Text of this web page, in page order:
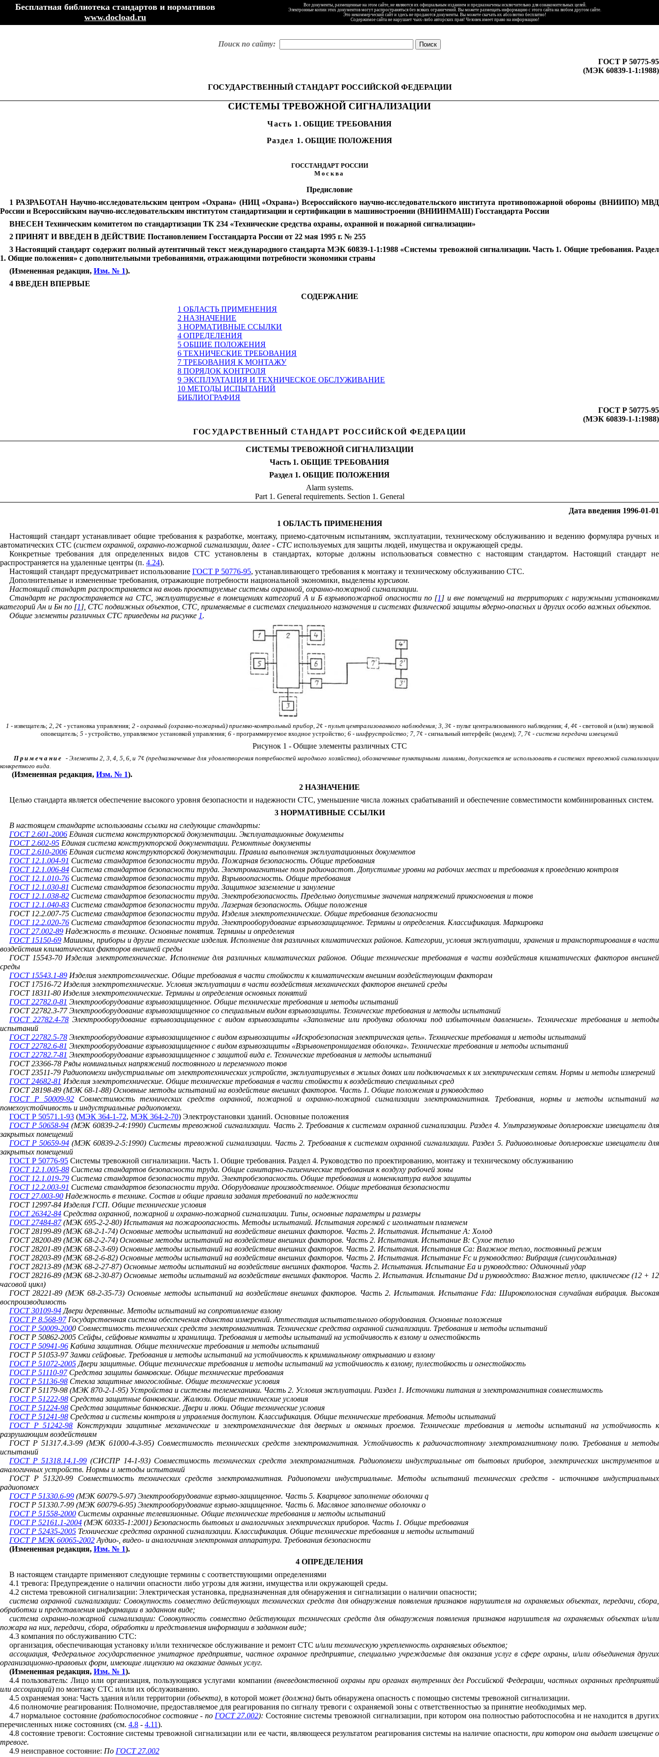
Бесплатная библиотека стандартов и нормативов
www.docload.ru
Все документы, размещенные на этом сайте, не являются их официальным изданием и предназначены исключительно для ознакомительных целей.
Электронные копии этих документов могут распространяться без всяких ограничений. Вы можете размещать информацию с этого сайта на любом другом сайте.
Это некоммерческий сайт и здесь не продаются документы. Вы можете скачать их абсолютно бесплатно!
Содержимое сайта не нарушает чьих-либо авторских прав! Человек имеет право на информацию!
Поиск по сайту:
ГОСТ Р 50775-95
(МЭК 60839-1-1:1988)
ГОСУДАРСТВЕННЫЙ СТАНДАРТ РОССИЙСКОЙ ФЕДЕРАЦИИ
СИСТЕМЫ ТРЕВОЖНОЙ СИГНАЛИЗАЦИИ
Часть 1 . ОБЩИЕ ТРЕБОВАНИЯ
Раздел 1. ОБЩИЕ ПОЛОЖЕНИЯ
ГОССТАНДАРТ РОССИИ
Москва
Предисловие
1 РАЗРАБОТАН Научно-исследовательским центром «Охрана» (НИЦ «Охрана») Всероссийского научно-исследовательского института противопожарной обороны (ВНИИПО) МВД
России и Всероссийским научно-исследовательским институтом стандартизации и сертификации в машиностроении (ВНИИНМАШ) Госстандарта России
ВНЕСЕН Техническим комитетом по стандартизации ТК 234 «Технические средства охраны, охранной и пожарной сигнализации»
2 ПРИНЯТ И ВВЕДЕН В ДЕЙСТВИЕ Постановлением Госстандарта России от 22 мая 1995 г. № 255
3 Настоящий стандарт содержит полный аутентичный текст международного стандарта МЭК 60839-1-1:1988 «Системы тревожной сигнализации. Часть 1. Общие требования. Раздел
1. Общие положения» с дополнительными требованиями, отражающими потребности экономики страны
(Измененная редакция, Изм. № 1).
4 ВВЕДЕН ВПЕРВЫЕ
СОДЕРЖАНИЕ
1 ОБЛАСТЬ ПРИМЕНЕНИЯ
2 НАЗНАЧЕНИЕ
3 НОРМАТИВНЫЕ ССЫЛКИ
4 ОПРЕДЕЛЕНИЯ
5 ОБЩИЕ ПОЛОЖЕНИЯ
6 ТЕХНИЧЕСКИЕ ТРЕБОВАНИЯ
7 ТРЕБОВАНИЯ К МОНТАЖУ
8 ПОРЯДОК КОНТРОЛЯ
9 ЭКСПЛУАТАЦИЯ И ТЕХНИЧЕСКОЕ ОБСЛУЖИВАНИЕ
10 МЕТОДЫ ИСПЫТАНИЙ
БИБЛИОГРАФИЯ
ГОСТ Р 50775-95
(МЭК 60839-1-1:1988)
ГОСУДАРСТВЕННЫЙ СТАНДАРТ РОССИЙСКОЙ ФЕДЕРАЦИИ
СИСТЕМЫ ТРЕВОЖНОЙ СИГНАЛИЗАЦИИ
Часть 1. ОБЩИЕ ТРЕБОВАНИЯ
Раздел 1. ОБЩИЕ ПОЛОЖЕНИЯ
Alarm systems.
Part 1. General requirements. Section 1. General
Дата введения 1996-01-01
1 ОБЛАСТЬ ПРИМЕНЕНИЯ
Настоящий стандарт устанавливает общие требования к разработке, монтажу, приемо-сдаточным испытаниям, эксплуатации, техническому обслуживанию и ведению формуляра ручных и
автоматических СТС (систем охранной, охранно-пожарной сигнализации, далее - СТС используемых для защиты людей, имущества и окружающей среды.
Конкретные требования для определенных видов СТС установлены в стандартах, которые должны использоваться совместно с настоящим стандартом. Настоящий стандарт не
распространяется на удаленные центры (п. 4.24).
Настоящий стандарт предусматривает использование ГОСТ Р 50776-95, устанавливающего требования к монтажу и техническому обслуживанию СТС.
Дополнительные и измененные требования, отражающие потребности национальной экономики, выделены курсивом.
Настоящий стандарт распространяется на вновь проектируемые системы охранной, охранно-пожарной сигнализации.
Стандарт не распространяется на СТС, эксплуатируемые в помещениях категорий А и Б взрывопожарной опасности по [1 ] и вне помещений на территориях с наружными установками
категорий Ан и Бн по [1 ], СТС подвижных объектов, СТС, применяемые в системах специального назначения и системах физической защиты ядерно-опасных и других особо важных объектов.
Общие элементы различных СТС приведены на рисунке 1.
1 - извещатель; 2, 2¢ - установка управления; 2 - охранный (охранно-пожарный) приемно-контрольный прибор, 2¢ - пульт централизованного наблюдения; 3, 3¢ - пульт централизованного наблюдения; 4, 4¢ - световой и (или) звуковой
оповещатель; 5 - устройство, управляемое установкой управления; 6 - программируемое входное устройство; 6 - шифрустройство; 7, 7¢ - сигнальный интерфейс (модем); 7, 7¢ - система передачи извещений
Рисунок 1 - Общие элементы различных СТС
Примечание - Элементы 2, 3, 4, 5, 6, и 7¢ (предназначенные для удовлетворения потребностей народного хозяйства), обозначенные пунктирными линиями, допускается не использовать в системах тревожной сигнализации
конкретного вида.
(Измененная редакция,Изм. № 1).
2 НАЗНАЧЕНИЕ
Целью стандарта является обеспечение высокого уровня безопасности и надежности СТС, уменьшение числа ложных срабатываний и обеспечение совместимости комбинированных систем.
3 НОРМАТИВНЫЕ ССЫЛКИ
В настоящем стандарте использованы ссылки на следующие стандарты:
ГОСТ 2.601-2006Единая система конструкторской документации. Эксплуатационные документы
ГОСТ 2.602-95Единая система конструкторской документации. Ремонтные документы
ГОСТ 2.610-2006Единая система конструкторской документации. Правила выполнения эксплуатационных документов
ГОСТ 12.1.004-91 Система стандартов безопасности труда. Пожарная безопасность. Общие требования
ГОСТ 12.1.006-84Система стандартов безопасности труда. Электромагнитные поля радиочастот. Допустимые уровни на рабочих местах и требования к проведению контроля
ГОСТ 12.1.010-76Система стандартов безопасности труда. Взрывоопасность. Общие требования
ГОСТ 12.1.030-81 Система стандартов безопасности труда. Защитное заземление и зануление
ГОСТ 12.1.038-82Система стандартов безопасности труда. Электробезопасность. Предельно допустимые значения напряжений прикосновения и токов
ГОСТ 12.1.040-83Система стандартов безопасности труда. Лазерная безопасность. Общие положения
ГОСТ 12.2.007-75 Система стандартов безопасности труда. Изделия электротехнические. Общие требования безопасности
ГОСТ 12.2.020-76Система стандартов безопасности труда. Электрооборудование взрывозащищенное. Термины и определения. Классификация. Маркировка
ГОСТ 27.002-89Надежность в технике. Основные понятия. Термины и определения
ГОСТ 15150-69Машины, приборы и другие технические изделия. Исполнение для различных климатических районов. Категории, условия эксплуатации, хранения и транспортирования в части
воздействия климатических факторов внешней среды
ГОСТ 15543-70 Изделия электротехнические. Исполнение для различных климатических районов. Общие технические требования в части воздействия климатических факторов внешней
среды
ГОСТ 15543.1-89Изделия электротехнические. Общие требования в части стойкости к климатическим внешним воздействующим факторам
ГОСТ 17516-72 Изделия электротехнические. Условия эксплуатации в части воздействия механических факторов внешней среды
ГОСТ 18311-80 Изделия электротехнические. Термины и определения основных понятий
ГОСТ 22782.0-81 Электрооборудование взрывозащищенное. Общие технические требования и методы испытаний
ГОСТ 22782.3-77 Электрооборудование взрывозащищенное со специальным видом взрывозащиты. Технические требования и методы испытаний
ГОСТ 22782.4-78 Электрооборудование взрывозащищенное с видом взрывозащиты «Заполнение или продувка оболочки под избыточным давлением». Технические требования и методы
испытаний
ГОСТ 22782.5-78Электрооборудование взрывозащищенное с видом взрывозащиты «Искробезопасная электрическая цепь». Технические требования и методы испытаний
ГОСТ 22782.6-81 Электрооборудование взрывозащищенное с видом взрывозащиты «Взрывонепроницаемая оболочка». Технические требования и методы испытаний
ГОСТ 22782.7-81 Электрооборудование взрывозащищенное с защитой вида е. Технические требования и методы испытаний
ГОСТ 23366-78 Ряды номинальных напряжений постоянного и переменного токов
ГОСТ 23511-79 Радиопомехи индустриальные от электротехнических устройств, эксплуатируемых в жилых домах или подключаемых к их электрическим сетям. Нормы и методы измерений
ГОСТ 24682-81 Изделия электротехнические. Общие технические требования в части стойкости к воздействию специальных сред
ГОСТ 28198-89(МЭК 68-1-88) Основные методы испытаний на воздействие внешних факторов. Часть 1. Общие положения и руководство
ГОСТ Р 50009-92 Совместимость технических средств охранной, пожарной и охранно-пожарной сигнализации электромагнитная. Требования, нормы и методы испытаний на
помехоустойчивость и индустриальные радиопомехи.
ГОСТ Р 50571.1-93(МЭК 364-1-72, МЭК 364-2-70) Электроустановки зданий. Основные положения
ГОСТ Р 50658-94 (МЭК 60839-2-4:1990) Системы тревожной сигнализации. Часть 2. Требования к системам охранной сигнализации. Раздел 4. Ультразвуковые доплеровские извещатели для
закрытых помещений
ГОСТ Р 50659-94 (МЭК 60839-2-5:1990) Системы тревожной сигнализации. Часть 2. Требования к системам охранной сигнализации. Раздел 5. Радиоволновые доплеровские извещатели для
закрытых помещений
ГОСТ Р 50776-95Системы тревожной сигнализации. Часть 1. Общие требования. Раздел 4. Руководство по проектированию, монтажу и техническому обслуживанию
ГОСТ 12.1.005-88Система стандартов безопасности труда. Общие санитарно-гигиенические требования к воздуху рабочей зоны
ГОСТ 12.1.019-79Система стандартов безопасности труда. Электробезопасность. Общие требования и номенклатура видов защиты
ГОСТ 12.2.003-91 Система стандартов безопасности труда. Оборудование производственное. Общие требования безопасности
ГОСТ 27.003-90Надежность в технике. Состав и общие правила задания требований по надежности
ГОСТ 12997-84 Изделия ГСП. Общие технические условия
ГОСТ 26342-84Средства охранной, пожарной и охранно-пожарной сигнализации. Типы, основные параметры и размеры
ГОСТ 27484-87(МЭК 695-2-2-80) Испытания на пожароопасность. Методы испытаний. Испытания горелкой с игольчатым пламенем
ГОСТ 28199-89 (МЭК 68-2-1-74) Основные методы испытаний на воздействие внешних факторов. Часть 2. Испытания. Испытание А: Холод
ГОСТ 28200-89 (МЭК 68-2-2-74) Основные методы испытаний на воздействие внешних факторов. Часть 2. Испытания. Испытание В: Сухое тепло
ГОСТ 28201-89 (МЭК 68-2-3-69) Основные методы испытаний на воздействие внешних факторов. Часть 2. Испытания. Испытания Са: Влажное тепло, постоянный режим
ГОСТ 28203-89 (МЭК 68-2-6-82) Основные методы испытаний на воздействие внешних факторов. Часть 2. Испытания. Испытание Fс и руководство: Вибрация (синусоидальная)
ГОСТ 28213-89 (МЭК 68-2-27-87) Основные методы испытаний на воздействие внешних факторов. Часть 2. Испытания. Испытание Еа и руководство: Одиночный удар
ГОСТ 28216-89 (МЭК 68-2-30-87) Основные методы испытаний на воздействие внешних факторов. Часть 2. Испытания. Испытание Ddи руководство: Влажное тепло, циклическое (12 + 12
часовой цикл)
ГОСТ 28221-89 (МЭК 68-2-35-73) Основные методы испытаний на воздействие внешних факторов. Часть 2. Испытания. Испытание Fda: Широкополосная случайная вибрация. Высокая
воспроизводимость
ГОСТ 30109-94Двери деревянные. Методы испытаний на сопротивление взлому
ГОСТ Р 8.568-97Государственная система обеспечения единства измерений. Аттестация испытательного оборудования. Основные положения
ГОСТ Р 50009-2000 Совместимость технических средств электромагнитная. Технические средства охранной сигнализации. Требования и методы испытаний
ГОСТ Р 50862-2005 Сейфы, сейфовые комнаты и хранилища. Требования и методы испытаний на устойчивость к взлому и огнестойкость
ГОСТ Р 50941-96Кабина защитная. Общие технические требования и методы испытаний
ГОСТ Р 51053-97 Замки сейфовые. Требования и методы испытаний на устойчивость к криминальному открыванию и взлому
ГОСТ Р 51072-2005Двери защитные. Общие технические требования и методы испытаний на устойчивость к взлому, пулестойкость и огнестойкость
ГОСТ Р 51110-97Средства защиты банковские. Общие технические требования
ГОСТ Р 51136-98Стекла защитные многослойные. Общие технические условия
ГОСТ Р 51179-98 (МЭК 870-2-1-95) Устройства и системы телемеханики. Часть 2. Условия эксплуатации. Раздел 1. Источники питания и электромагнитная совместимость
ГОСТ Р 51222-98Средства защитные банковские. Жалюзи. Общие технические условия
ГОСТ Р 51224-98Средства защитные банковские. Двери и люки. Общие технические условия
ГОСТ Р 51241-98Средства и системы контроля и управления доступом. Классификация. Общие технические требования. Методы испытаний
ГОСТ Р 51242-98 Конструкции защитные механические и электромеханические для дверных и оконных проемов. Технические требования и методы испытаний на устойчивость к
разрушающим воздействиям
ГОСТ Р 51317.4.3-99 (МЭК 61000-4-3-95) Совместимость технических средств электромагнитная. Устойчивость к радиочастотному электромагнитному полю. Требования и методы
испытаний
ГОСТ Р 51318.14.1-99(СИСПР 14-1-93) Совместимость технических средств электромагнитная. Радиопомехи индустриальные от бытовых приборов, электрических инструментов и
аналогичных устройств. Нормы и методы испытаний
ГОСТ Р 51320-99 Совместимость технических средств электромагнитная. Радиопомехи индустриальные. Методы испытаний технических средств - источников индустриальных
радиопомех
ГОСТ Р 51330.6-99(МЭК 60079-5-97) Электрооборудование взрыво-защищенное. Часть 5. Кварцевое заполнение оболочки q
ГОСТ Р 51330.7-99 (МЭК 60079-6-95) Электрооборудование взрыво-защищенное. Часть 6. Масляное заполнение оболочки о
ГОСТ Р 51558-2000Системы охранные телевизионные. Общие технические требования и методы испытаний
ГОСТ Р 52161.1-2004(МЭК 60335-1:2001) Безопасность бытовых и аналогичных электрических приборов. Часть 1. Общие требования
ГОСТ Р 52435-2005Технические средства охранной сигнализации. Классификация. Общие технические требования и методы испытаний
ГОСТ Р МЭК 60065-2002Аудио-, видео- и аналогичная электронная аппаратура. Требования безопасности
(Измененная редакция, Изм. № 1).
4 ОПРЕДЕЛЕНИЯ
В настоящем стандарте применяют следующие термины с соответствующими определениями
4.1 тревога: Предупреждение о наличии опасности либо угрозы для жизни, имущества или окружающей среды.
4.2 система тревожной сигнализации: Электрическая установка, предназначенная для обнаружения и сигнализации о наличии опасности;
система охранной сигнализации: Совокупность совместно действующих технических средств для обнаружения появления признаков нарушителя на охраняемых объектах, передачи, сбора,
обработки и представления информации в заданном виде;
система охранно-пожарной сигнализации: Совокупность совместно действующих технических средств для обнаружения появления признаков нарушителя на охраняемых объектах и/или
пожара на них, передачи, сбора, обработки и представления информации в заданном виде;
4.3 компания по обслуживанию СТС:
организация, обеспечивающая установку и/или техническое обслуживание и ремонт СТС и/или техническую укрепленность охраняемых объектов;
ассоциация, Федеральное государственное унитарное предприятие, частное охранное предприятие, специально учреждаемые для оказания услуг в сфере охраны, и/или объединения других
организационно-правовых форм, имеющие лицензию на оказание данных услуг.
(Измененная редакция, Изм. № 1).
4.4 пользователь: Лицо или организация, пользующаяся услугами компании(вневедомственной охраны при органах внутренних дел Российской Федерации, частных охранных предприятий
или ассоциаций) по монтажу СТС и/или их обслуживанию.
4.5 охраняемая зона: Часть здания и/или территории (объекта), в которой может (должна)быть обнаружена опасность с помощью системы тревожной сигнализации.
4.6 полномочие реагирования: Полномочие, предоставляемое для реагирования по сигналу тревоги с охраняемой зоны с ответственностью за принятие необходимых мер.
4.7 нормальное состояние (работоспособное состояние - по ГОСТ 27.002): Состояние системы тревожной сигнализации, при котором она полностью работоспособна и не находится в других
перечисленных ниже состояниях (см. 4.8 - 4.11).
4.8 состояние тревоги: Состояние системы тревожной сигнализации или ее части, являющееся результатом реагирования системы на наличие опасности, при котором она выдает извещение о
тревоге.
4.9 неисправное состояние: По ГОСТ 27.002